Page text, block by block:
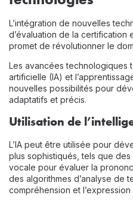
L’intégration de nouvelles
d’évaluation de la certification
promet de révolutionner le
Les avancées technologiques
artificielle (IA) et
nouvelles possibilités pour
adaptatifs et précis.
Utilisation de
L’IA peut être utilisée pour
plus sophistiqués, tels que
vocale pour évaluer la
des algorithmes d’analyse de
compréhension et l’expression